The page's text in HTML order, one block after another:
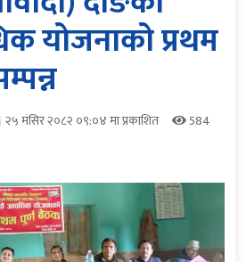
योजनाको प्रथम
२५ मंसिर २०८२ ०९:०४ मा प्रकाशित
584